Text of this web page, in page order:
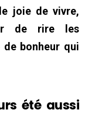
joie de vivre,
de rire les
bonheur qui
été aussi